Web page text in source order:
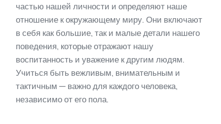
частью нашей личности и определяют наше
отношение к окружающему миру. Они включают
в себя как большие, так и малые детали нашего
поведения, которые отражают нашу
воспитанность и уважение к другим людям.
Учиться быть вежливым, внимательным и
тактичным — важно для каждого человека,
независимо от его пола.